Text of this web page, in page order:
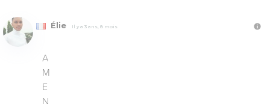
Élie Il y a 3 ans, 8 mois
A
M
E
N